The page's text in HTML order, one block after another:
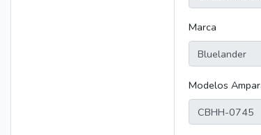
Marca
Modelos